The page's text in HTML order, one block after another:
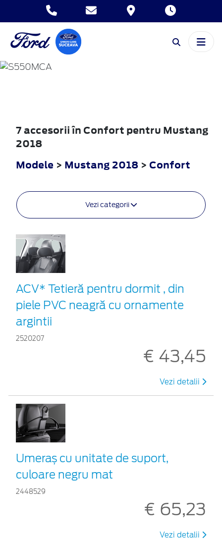
MUSTANG
7 accesorii în Confort pentru Mustang
2018
Modele > Mustang 2018 > Confort
Vezi categorii
ACV* Tetieră pentru dormit , din
piele PVC neagră cu ornamente
argintii
2520207
€ 43,45
Vezi detalii
Umeraș cu unitate de suport,
culoare negru mat
2448529
€ 65,23
Vezi detalii